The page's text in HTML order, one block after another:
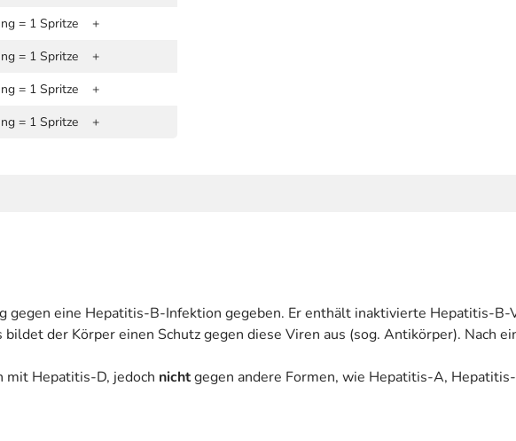
= 1 Spritze
+
= 1 Spritze
+
= 1 Spritze
+
= 1 Spritze +
eine Hepatitis-B-Infektion gegeben. Er enthält inaktivierte Hepatitis-B-
der Körper einen Schutz gegen diese Viren aus (sog. Antikörper). Nach
mit Hepatitis-D, jedoch nichtgegen andere Formen, wie Hepatitis-A,